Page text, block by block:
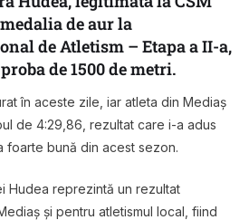
de aur la
de Atletism – Etapa a II-a,
de 1500 de metri.
în aceste zile, iar atleta din Mediaș
de 4:29,86, rezultat care i-a adus
foarte bună din acest sezon.
Hudea reprezintă un rezultat
și pentru atletismul local, fiind